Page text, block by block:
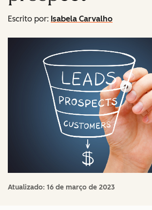
Escrito por: Isabela Carvalho
Atualizado: 16 de março de 2023